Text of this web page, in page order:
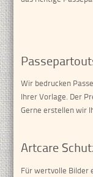
Wir bedrucken
Ihrer Vorlage. Der
Gerne erstellen wir
Artcare
Für wertvolle Bilder